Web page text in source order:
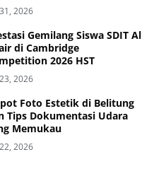
2026
Gemilang Siswa SDIT Al
di Cambridge
2026 HST
2026
Foto Estetik di Belitung
Tips Dokumentasi Udara
Memukau
2026